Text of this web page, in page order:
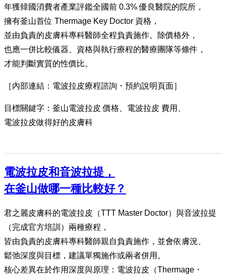
年獲韓國消費者產業評鑑全國前 0.3% 優良醫院的院所，
擁有釜山首位 Thermage Key Doctor 資格，
並由負責的皮膚科專科醫師全程負責施作。除價格外，
也應一併比較儀器、資格與執行療程的醫療團隊等條件，
才能判斷實質的性價比。
［內部連結：電波拉皮療程諮詢・預約說明頁面］
目標關鍵字：釜山電波拉皮 價格、電波拉皮 費用、
電波拉皮做得好的皮膚科
電波拉皮和音波拉提，
在釜山做哪一種比較好？
君之麗皮膚科的電波拉皮（TTT Master Doctor）與音波拉提
（完成官方培訓）兩種療程，
皆由負責的皮膚科專科醫師親自負責施作，並會依膚況、
鬆弛深度與目標，建議單獨施作或兩者併用。
核心差異在於作用深度與原理：電波拉皮（Thermage・